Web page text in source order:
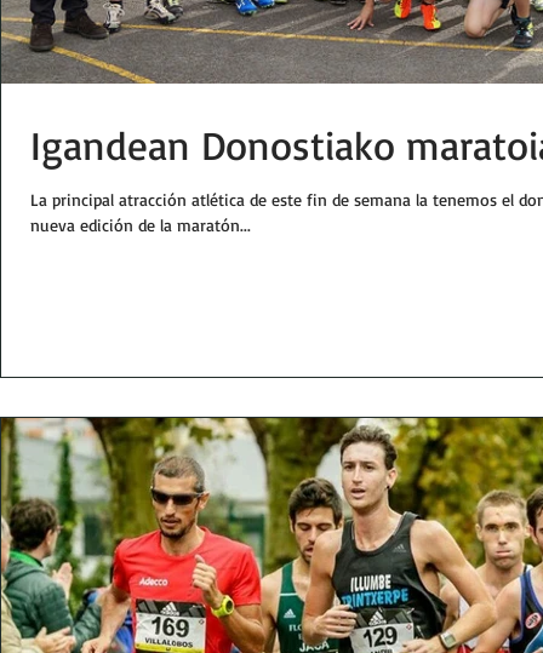
Igandean Donostiako
La principal atracción atlética de este fin de semana la tenemos el
nueva edición de la maratón...